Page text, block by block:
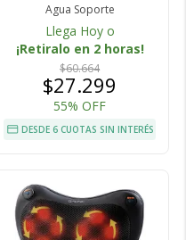
Agua Soporte
Llega Hoy o
¡Retiralo en 2 horas!
$60.664
$27.299
55% OFF
DESDE 6 CUOTAS SIN INTERÉS